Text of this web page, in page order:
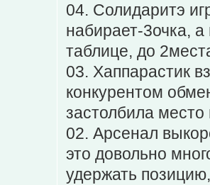
04. Солидаритэ
набирает-3очка,
таблице, до
03. Хаппарастик
конкурентом
застолбила место
02. Арсенал
это довольно
удержать